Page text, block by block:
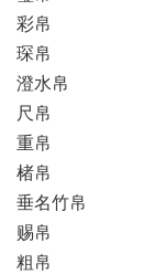
彩帛
琛帛
澄水帛
尺帛
重帛
楮帛
垂名竹帛
赐帛
粗帛